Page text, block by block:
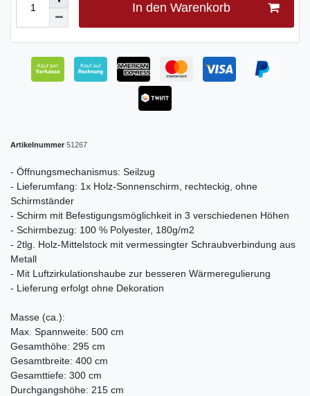
In den Warenkorb
Artikelnummer 51267
- Öffnungsmechanismus: Seilzug
- Lieferumfang: 1x Holz-Sonnenschirm, rechteckig, ohne
Schirmständer
- Schirm mit Befestigungsmöglichkeit in 3 verschiedenen Höhen
- Schirmbezug: 100 % Polyester, 180g/m2
- 2tlg. Holz-Mittelstock mit vermessingter Schraubverbindung aus
Metall
- Mit Luftzirkulationshaube zur besseren Wärmeregulierung
- Lieferung erfolgt ohne Dekoration
Masse (ca.):
Max. Spannweite: 500 cm
Gesamthöhe: 295 cm
Gesamtbreite: 400 cm
Gesamttiefe: 300 cm
Durchgangshöhe: 215 cm